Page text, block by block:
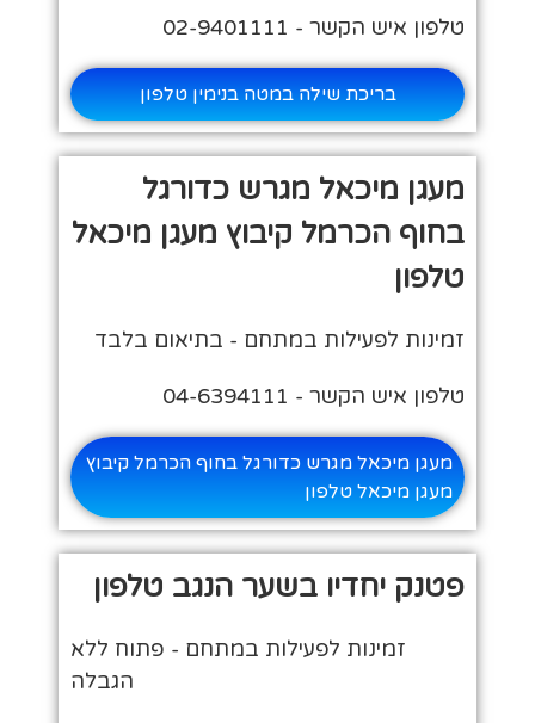
טלפון איש הקשר - 02-9401111
בריכת שילה במטה בנימין טלפון
מעגן מיכאל מגרש כדורגל
בחוף הכרמל קיבוץ מעגן מיכאל
טלפון
זמינות לפעילות במתחם - בתיאום בלבד
טלפון איש הקשר - 04-6394111
מעגן מיכאל מגרש כדורגל בחוף הכרמל קיבוץ
מעגן מיכאל טלפון
פטנק יחדיו בשער הנגב טלפון
זמינות לפעילות במתחם - פתוח ללא
הגבלה